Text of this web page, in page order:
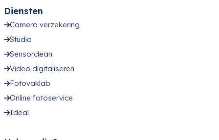
Diensten
Camera verzekering
Studio
Sensorclean
Video digitaliseren
Fotovaklab
Online fotoservice
Ideal